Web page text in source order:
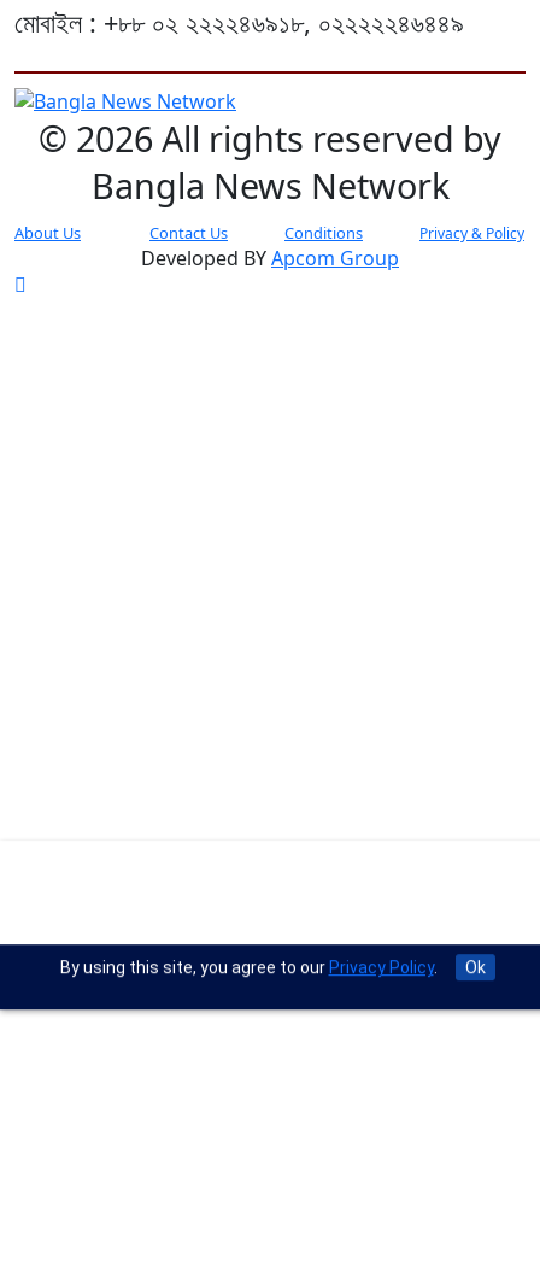
মোবাইল : +৮৮ ০২ ২২২২৪৬৯১৮, ০২২২২২৪৬৪৪৯
© 2026 All rights reserved by
Bangla News Network
About Us Contact Us Conditions Privacy & Policy
Developed BYApcom Group
By using this site, you agree to our Privacy Policy. Ok